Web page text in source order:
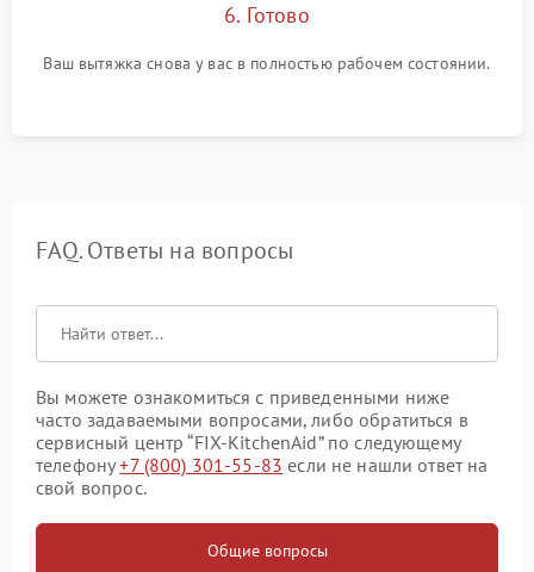
6. Готово
Ваш вытяжка снова у вас в полностью рабочем состоянии.
FAQ. Ответы на вопросы
Вы можете ознакомиться с приведенными ниже
часто задаваемыми вопросами, либо обратиться в
сервисный центр “FIX-KitchenAid” по следующему
телефону+7 (800) 301-55-83 если не нашли ответ на
свой вопрос.
Общие вопросы